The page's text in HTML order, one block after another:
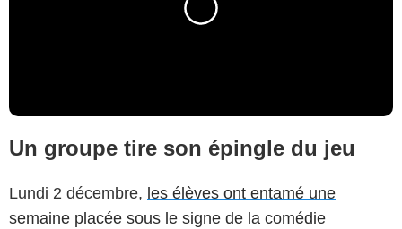
Un groupe tire son épingle du jeu
Lundi 2 décembre, les élèves ont entamé une
semaine placée sous le signe de la comédie